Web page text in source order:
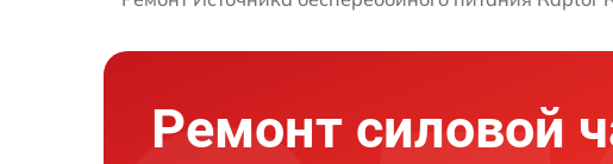
Ремонт силовой